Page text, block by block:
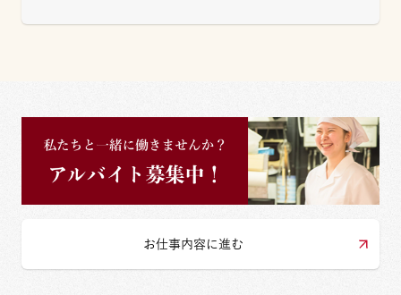
お仕事内容に進む